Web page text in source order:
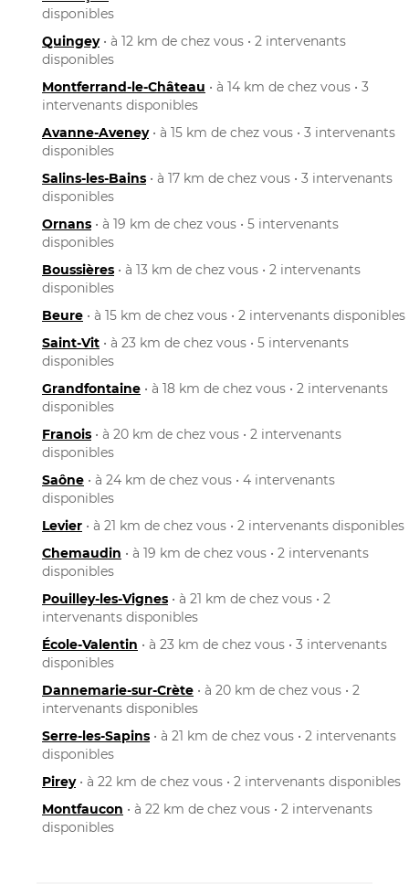
disponibles
Quingey• à 12 km de chez vous • 2 intervenants
disponibles
Montferrand-le-Château • à 14 km de chez vous • 3
intervenants disponibles
Avanne-Aveney• à 15 km de chez vous • 3 intervenants
disponibles
Salins-les-Bains • à 17 km de chez vous • 3 intervenants
disponibles
Ornans • à 19 km de chez vous • 5 intervenants
disponibles
Boussières • à 13 km de chez vous • 2 intervenants
disponibles
Beure • à 15 km de chez vous • 2 intervenants disponibles
Saint-Vit • à 23 km de chez vous • 5 intervenants
disponibles
Grandfontaine • à 18 km de chez vous • 2 intervenants
disponibles
Franois • à 20 km de chez vous • 2 intervenants
disponibles
Saône • à 24 km de chez vous • 4 intervenants
disponibles
Levier • à 21 km de chez vous • 2 intervenants disponibles
Chemaudin • à 19 km de chez vous • 2 intervenants
disponibles
Pouilley-les-Vignes • à 21 km de chez vous • 2
intervenants disponibles
École-Valentin • à 23 km de chez vous • 3 intervenants
disponibles
Dannemarie-sur-Crète • à 20 km de chez vous • 2
intervenants disponibles
Serre-les-Sapins • à 21 km de chez vous • 2 intervenants
disponibles
Pirey• à 22 km de chez vous • 2 intervenants disponibles
Montfaucon • à 22 km de chez vous • 2 intervenants
disponibles